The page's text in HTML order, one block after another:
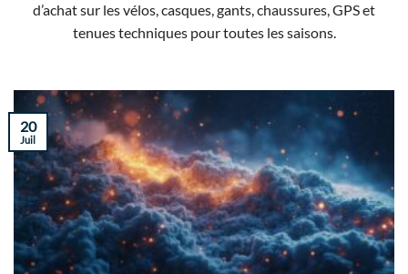
d’achat sur les vélos, casques, gants, chaussures, GPS et
tenues techniques pour toutes les saisons.
20
Juil